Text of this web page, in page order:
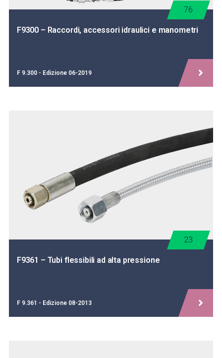
F9300 – Raccordi, accessori idraulici e manometri
76
F 9.300 - Edizione 06-2019
F9361 – Tubi flessibili ad alta pressione
23
F 9.361 - Edizione 08-2013